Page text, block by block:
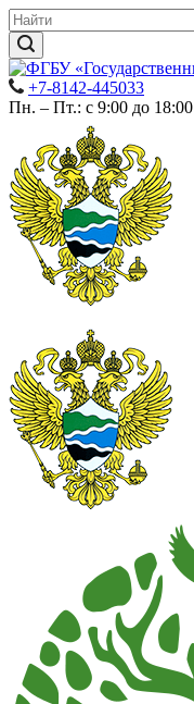
+7-8142-445033
Пн. – Пт.: с 9:00 до 18:00